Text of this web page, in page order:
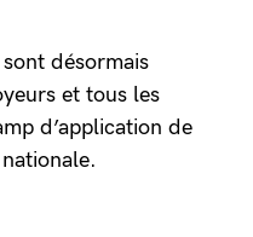
désormais
et tous les
d’application de